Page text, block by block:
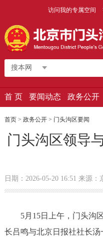
访问我的专属空间
搜本网
首 页 要闻动态 政务公开
首页> 政务公开> 门头沟区要闻
门头沟区领导
日期：2026-05-20 16:51 来源：
5月15日上午，门头沟
长吕鸣与北京日报社社长